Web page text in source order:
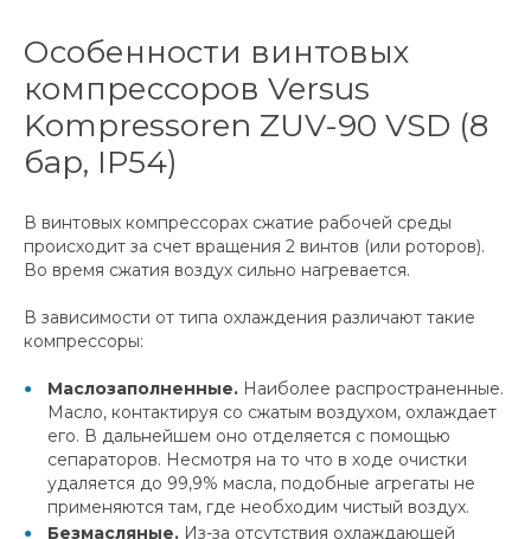
Особенности винтовых
компрессоров Versus
Kompressoren ZUV-90 VSD (8
бар, IP54)
В винтовых компрессорах сжатие рабочей среды
происходит за счет вращения 2 винтов (или роторов).
Во время сжатия воздух сильно нагревается.
В зависимости от типа охлаждения различают такие
компрессоры:
Маслозаполненные. Наиболее распространенные.
Масло, контактируя со сжатым воздухом, охлаждает
его. В дальнейшем оно отделяется с помощью
сепараторов. Несмотря на то что в ходе очистки
удаляется до 99,9% масла, подобные агрегаты не
применяются там, где необходим чистый воздух.
Безмасляные. Из-за отсутствия охлаждающей